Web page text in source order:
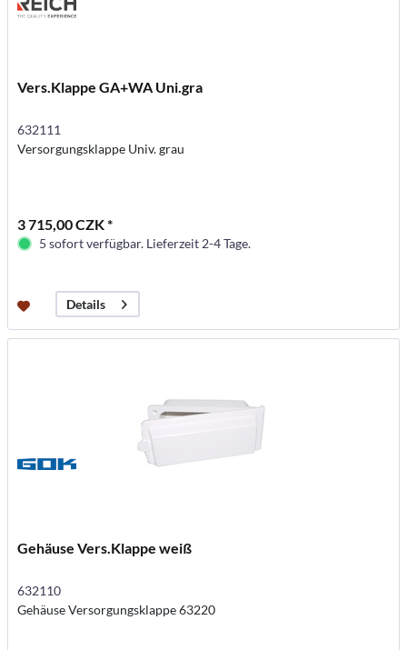
Vers.Klappe GA+WA Uni.gra
632111
Versorgungsklappe Univ. grau
3 715,00 CZK *
5 sofort verfügbar. Lieferzeit 2-4 Tage.
Details
Gehäuse Vers.Klappe weiß
632110
Gehäuse Versorgungsklappe 63220